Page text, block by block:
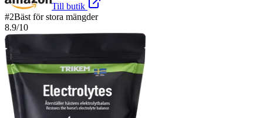
Till butik
#2Bäst för stora mängder
8.9/10